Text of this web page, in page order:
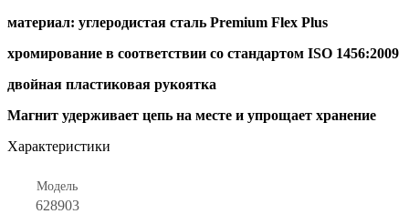
материал: углеродистая сталь Premium Flex Plus
хромирование в соответствии со стандартом ISO 1456:2009
двойная пластиковая рукоятка
Магнит удерживает цепь на месте и упрощает хранение
Характеристики
Модель
628903